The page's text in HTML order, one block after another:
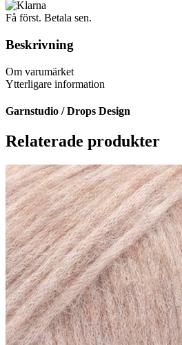
Få först. Betala sen.
Beskrivning
Om varumärket
Ytterligare information
Garnstudio / Drops Design
Relaterade produkter